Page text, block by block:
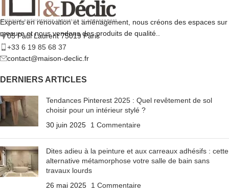
Experts en rénovation et aménagement, nous créons des espaces sur
mesure et nous vendons des produits de qualité..
05 Paul Laurent 75019 Paris
+33 6 19 85 68 37
contact@maison-declic.fr
DERNIERS ARTICLES
Tendances Pinterest 2025 : Quel revêtement de sol
choisir pour un intérieur stylé ?
30 juin 2025
1 Commentaire
Dites adieu à la peinture et aux carreaux adhésifs : cette
alternative métamorphose votre salle de bain sans
travaux lourds
26 mai 2025
1 Commentaire